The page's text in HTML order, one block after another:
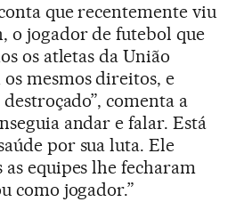
que recentemente viu
o jogador de futebol que
os atletas da União
mesmos direitos, e
comenta a
andar e falar. Está
por sua luta. Ele
as equipes lhe fecharam
como jogador.”